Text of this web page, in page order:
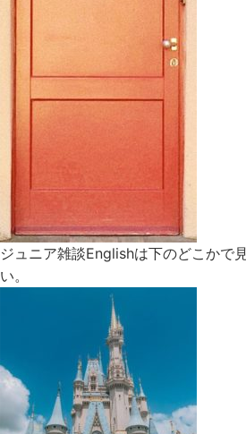
ジュニア雑談Englishは下のどこかで
い。